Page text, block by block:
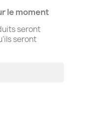
le moment
seront
seront